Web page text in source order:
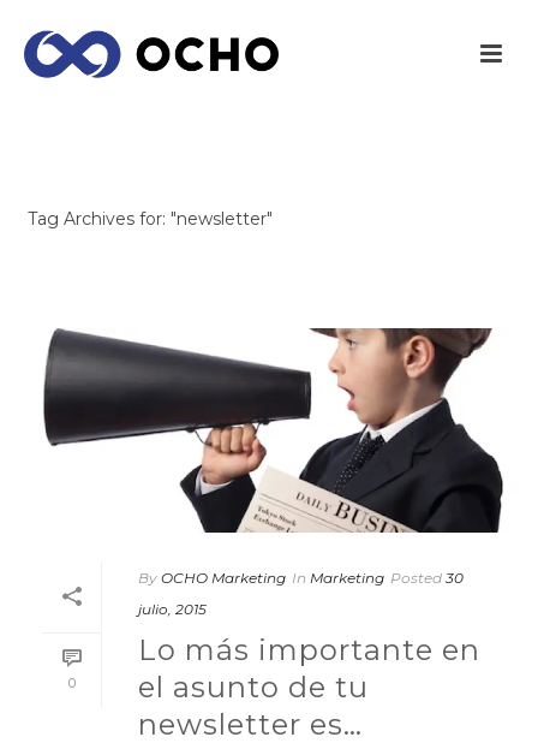
Tag Archives for: "newsletter"
0
By OCHO Marketing In Marketing Posted 30
julio, 2015
Lo más importante en
el asunto de tu
newsletter es…